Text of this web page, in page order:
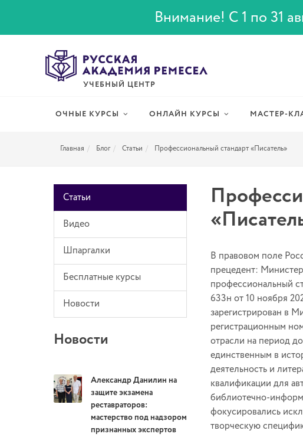
Внимание! С 1 по 31
УЧЕБНЫЙ ЦЕНТР
ОЧНЫЕ КУРСЫ ОНЛАЙН КУРСЫ МАСТЕР-
Главная Блог Статьи Профессиональный стандарт «Писатель»
Статьи
Видео
Шпаргалки
Бесплатные курсы
Новости
Новости
Александр Данилин на
защите экзамена
реставраторов:
мастерство под надзором
признанных экспертов
В правовом поле
прецедент:
профессиональный
633н от 10 ноября
зарегистрирован в
регистрационным
отрасли на период
единственным в
деятельность и
квалификации для
библиотечно-
фокусировались
творческую